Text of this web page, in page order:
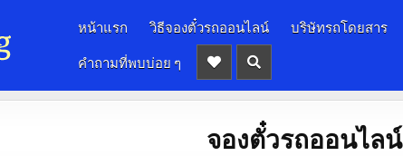
หน้าแรก วิธีจองตั๋วรถออนไลน์ บริษัทรถโดยสาร
คำถามที่พบบ่อย ๆ
จองตั๋วรถออนไลน์